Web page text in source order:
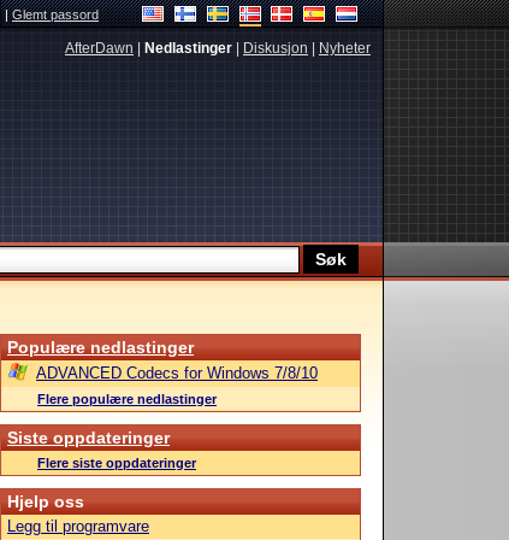
|Glemt passord
AfterDawn Nedlastinger Diskusjon Nyheter
Populære nedlastinger
ADVANCED Codecs for Windows 7/8/10
Flere populære nedlastinger
Siste oppdateringer
Flere siste oppdateringer
Hjelp oss
Legg til programvare